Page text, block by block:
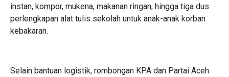
instan, kompor, mukena, makanan ringan, hingga tiga dus
perlengkapan alat tulis sekolah untuk anak-anak korban
kebakaran.
Selain bantuan logistik, rombongan KPA dan Partai Aceh